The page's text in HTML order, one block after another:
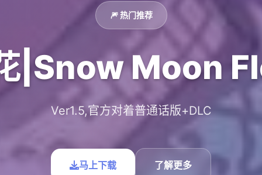
🎆 热门推荐
|Snow Moon
Ver1.5,官方对着普通话版+DLC
马上下载 了解更多